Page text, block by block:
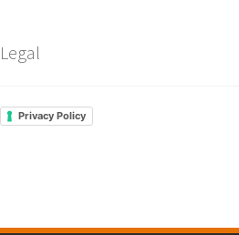
Legal
Privacy Policy